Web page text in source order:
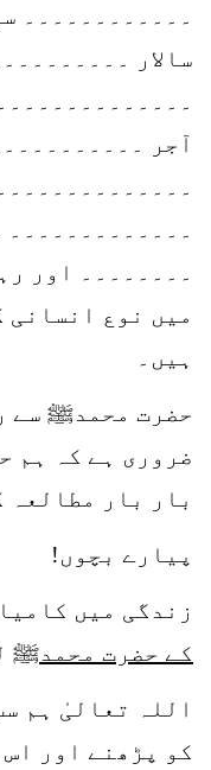
۔۔۔۔۔۔۔۔۔۔۔۔
سالار
آجر
۔۔۔۔۔۔۔۔ اور
میں نوع انسانی
ہیں۔
حضرت محمدﷺ سے
ضروری ہے کہ ہم
بار بار مطالعہ
پیارے بچوں!
زندگی میں
کے حضرت محمدﷺ
اللہ تعالیٰ ہم
کو پڑھنے اور